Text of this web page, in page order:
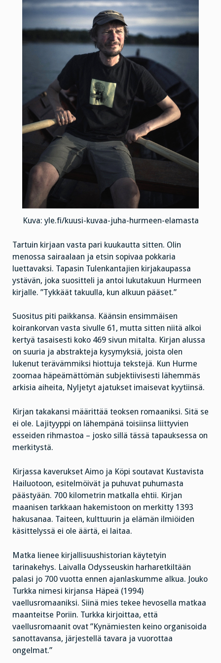
Kuva: yle.fi/kuusi-kuvaa-juha-hurmeen-elamasta
Tartuin kirjaan vasta pari kuukautta sitten. Olin
menossa sairaalaan ja etsin sopivaa pokkaria
luettavaksi. Tapasin Tulenkantajien kirjakaupassa
ystävän, joka suositteli ja antoi lukutakuun Hurmeen
kirjalle. ”Tykkäät takuulla, kun alkuun pääset.”
Suositus piti paikkansa. Käänsin ensimmäisen
koirankorvan vasta sivulle 61, mutta sitten niitä alkoi
kertyä tasaisesti koko 469 sivun mitalta. Kirjan alussa
on suuria ja abstrakteja kysymyksiä, joista olen
lukenut terävämmiksi hiottuja tekstejä. Kun Hurme
zoomaa häpeämättömän subjektiivisesti lähemmäs
arkisia aiheita, Nyljetyt ajatukset imaisevat kyytiinsä.
Kirjan takakansi määrittää teoksen romaaniksi. Sitä se
ei ole. Lajityyppi on lähempänä toisiinsa liittyvien
esseiden rihmastoa – josko sillä tässä tapauksessa on
merkitystä.
Kirjassa kaverukset Aimo ja Köpi soutavat Kustavista
Hailuotoon, esitelmöivät ja puhuvat puhumasta
päästyään. 700 kilometrin matkalla ehtii. Kirjan
maanisen tarkkaan hakemistoon on merkitty 1393
hakusanaa. Taiteen, kulttuurin ja elämän ilmiöiden
käsittelyssä ei ole äärtä, ei laitaa.
Matka lienee kirjallisuushistorian käytetyin
tarinakehys. Laivalla Odysseuskin harharetkiltään
palasi jo 700 vuotta ennen ajanlaskumme alkua. Jouko
Turkka nimesi kirjansa Häpeä (1994)
vaellusromaaniksi. Siinä mies tekee hevosella matkaa
maanteitse Poriin. Turkka kirjoittaa, että
vaellusromaanit ovat ”Kynämiesten keino organisoida
sanottavansa, järjestellä tavara ja vuorottaa
ongelmat.”